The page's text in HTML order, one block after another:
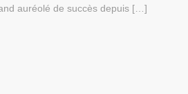
auréolé de succès depuis […]